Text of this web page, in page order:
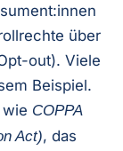
über
out). Viele
Beispiel.
COPPA
Act), das